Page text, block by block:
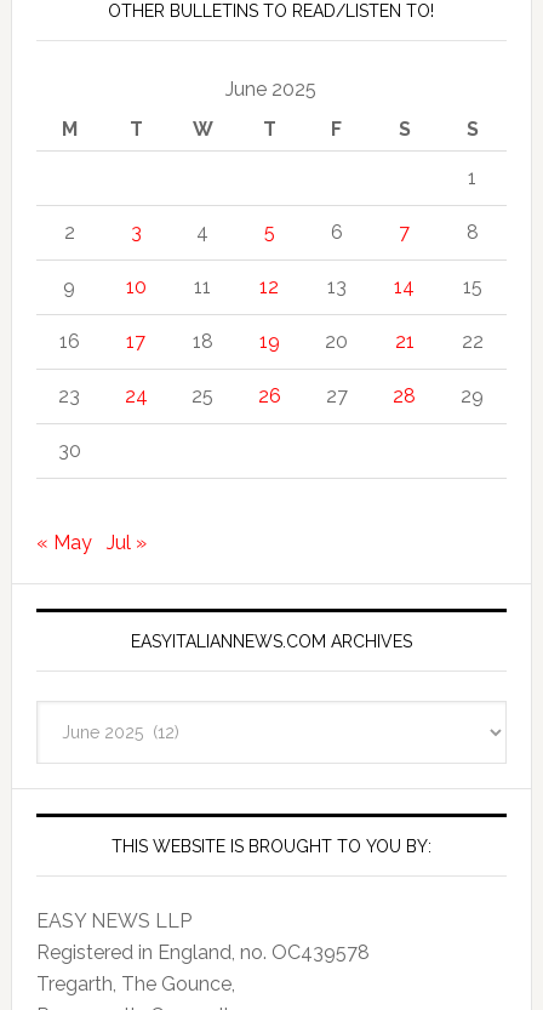
OTHER BULLETINS TO READ/LISTEN TO!
June 2025
M
T W T F S S
1
2 3 4 5 6 7 8
9 10 11 12 13 14 15
16 17 18 19 20 21 22
23 24 25 26 27 28 29
30
« May Jul »
EASYITALIANNEWS.COM ARCHIVES
THIS WEBSITE IS BROUGHT TO YOU BY:
EASY NEWS LLP
Registered in England, no. OC439578
Tregarth, The Gounce,